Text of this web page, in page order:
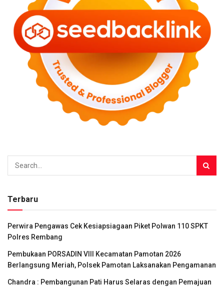
Terbaru
Perwira Pengawas Cek Kesiapsiagaan Piket Polwan 110 SPKT
Polres Rembang
Pembukaan PORSADIN VIII Kecamatan Pamotan 2026
Berlangsung Meriah, Polsek Pamotan Laksanakan Pengamanan
Chandra : Pembangunan Pati Harus Selaras dengan Pemajuan